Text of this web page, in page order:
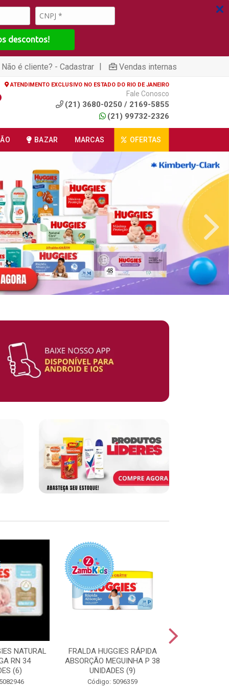
descontos!
Não é cliente? - Cadastrar | Vendas internas
ATENDIMENTO EXCLUSIVO NO ESTADO DO RIO DE JANEIRO
Fale Conosco
(21) 3680-0250 / 2169-5855
(21) 99732-2326
BAZAR MARCAS OFERTAS
NATURAL
RN 34
(6)
FRALDA HUGGIES RÁPIDA
ABSORÇÃO MEGUINHA P 38
UNIDADES (9)
Código: 5096359